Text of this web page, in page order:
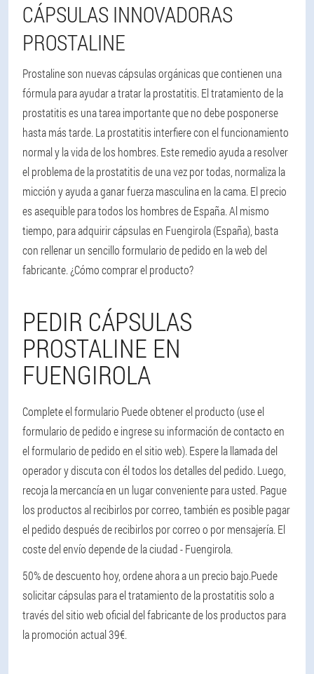
CÁPSULAS INNOVADORAS
PROSTALINE
Prostaline son nuevas cápsulas orgánicas que contienen una
fórmula para ayudar a tratar la prostatitis. El tratamiento de la
prostatitis es una tarea importante que no debe posponerse
hasta más tarde. La prostatitis interfiere con el funcionamiento
normal y la vida de los hombres. Este remedio ayuda a resolver
el problema de la prostatitis de una vez por todas, normaliza la
micción y ayuda a ganar fuerza masculina en la cama. El precio
es asequible para todos los hombres de España. Al mismo
tiempo, para adquirir cápsulas en Fuengirola (España), basta
con rellenar un sencillo formulario de pedido en la web del
fabricante. ¿Cómo comprar el producto?
PEDIR CÁPSULAS
PROSTALINE EN
FUENGIROLA
Complete el formulario Puede obtener el producto (use el
formulario de pedido e ingrese su información de contacto en
el formulario de pedido en el sitio web). Espere la llamada del
operador y discuta con él todos los detalles del pedido. Luego,
recoja la mercancía en un lugar conveniente para usted. Pague
los productos al recibirlos por correo, también es posible pagar
el pedido después de recibirlos por correo o por mensajería. El
coste del envío depende de la ciudad - Fuengirola.
50% de descuento hoy, ordene ahora a un precio bajo.Puede
solicitar cápsulas para el tratamiento de la prostatitis solo a
través del sitio web oficial del fabricante de los productos para
la promoción actual 39€.